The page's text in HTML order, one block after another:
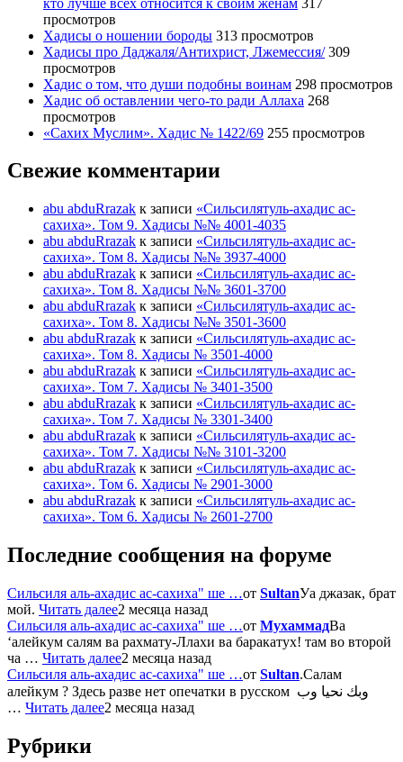
просмотров
Хадисы о ношении бороды 313 просмотров
Хадисы про Даджаля/Антихрист, Лжемессия/ 309
просмотров
Хадис о том, что души подобны воинам 298 просмотров
Хадис об оставлении чего-то ради Аллаха 268
просмотров
«Сахих Муслим». Хадис № 1422/69 255 просмотров
Свежие комментарии
abu abduRrazak к записи «Сильсилятуль-ахадис ас-
сахиха». Том 9. Хадисы №№ 4001-4035
abu abduRrazak к записи «Сильсилятуль-ахадис ас-
сахиха». Том 8. Хадисы №№ 3937-4000
abu abduRrazak к записи «Сильсилятуль-ахадис ас-
сахиха». Том 8. Хадисы №№ 3601-3700
abu abduRrazak к записи «Сильсилятуль-ахадис ас-
сахиха». Том 8. Хадисы №№ 3501-3600
abu abduRrazak к записи «Сильсилятуль-ахадис ас-
сахиха». Том 8. Хадисы № 3501-4000
abu abduRrazak к записи «Сильсилятуль-ахадис ас-
сахиха». Том 7. Хадисы № 3401-3500
abu abduRrazak к записи «Сильсилятуль-ахадис ас-
сахиха». Том 7. Хадисы № 3301-3400
abu abduRrazak к записи «Сильсилятуль-ахадис ас-
сахиха». Том 7. Хадисы №№ 3101-3200
abu abduRrazak к записи «Сильсилятуль-ахадис ас-
сахиха». Том 6. Хадисы № 2901-3000
abu abduRrazak к записи «Сильсилятуль-ахадис ас-
сахиха». Том 6. Хадисы № 2601-2700
Последние сообщения на форуме
Сильсиля аль-ахадис ас-сахиха" ше …от SultanУа джазак, брат
мой. Читать далее2 месяца назад
Сильсиля аль-ахадис ас-сахиха" ше …от МухаммадВа
‘алейкум салям ва рахмату-Ллахи ва баракатух! там во второй
ча … Читать далее2 месяца назад
Сильсиля аль-ахадис ас-сахиха" ше …от Sultan.Салам
алейкум ? Здесь разве нет опечатки в русском وبك نحيا وب
… Читать далее2 месяца назад
Рубрики